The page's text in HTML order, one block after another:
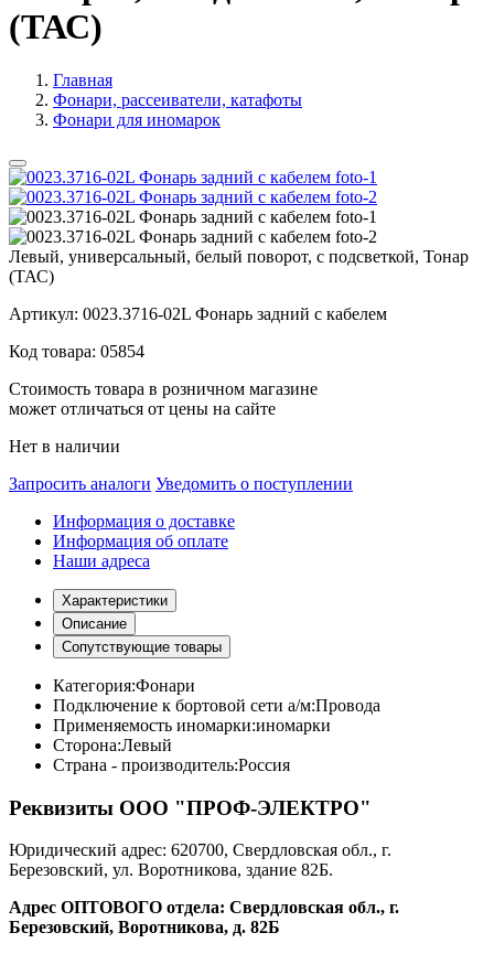
(ТАС)
Главная
Фонари, рассеиватели, катафоты
Фонари для иномарок
Левый, универсальный, белый поворот, с подсветкой, Тонар
(ТАС)
Артикул: 0023.3716-02L Фонарь задний с кабелем
Код товара: 05854
Стоимость товара в розничном магазине
может отличаться от цены на сайте
Нет в наличии
Запросить аналоги Уведомить о поступлении
Информация о доставке
Информация об оплате
Наши адреса
Характеристики
Описание
Сопутствующие товары
Категория:Фонари
Подключение к бортовой сети а/м:Провода
Применяемость иномарки:иномарки
Сторона:Левый
Страна - производитель:Россия
Реквизиты ООО "ПРОФ-ЭЛЕКТРО"
Юридический адрес: 620700, Свердловская обл., г.
Березовский, ул. Воротникова, здание 82Б.
Адрес ОПТОВОГО отдела: Свердловская обл., г.
Березовский, Воротникова, д. 82Б